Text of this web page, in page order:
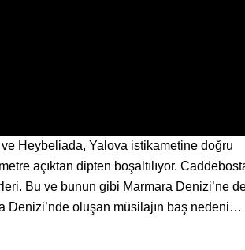
ve Heybeliada, Yalova istikametine doğru
açıktan dipten boşaltılıyor.
Bu ve bunun gibi Marmara Denizi’ne
Denizi’nde oluşan müsilajın baş nedeni…